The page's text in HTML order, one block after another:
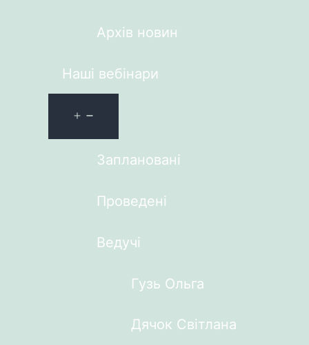
Архів новин
Наші вебінари
Заплановані
Проведені
Ведучі
Гузь Ольга
Дячок Світлана